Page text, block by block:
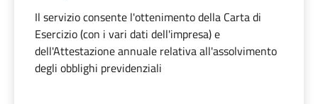
Il servizio consente l'ottenimento della Carta di
Esercizio (con i vari dati dell'impresa) e
dell'Attestazione annuale relativa all'assolvimento
degli obblighi previdenziali